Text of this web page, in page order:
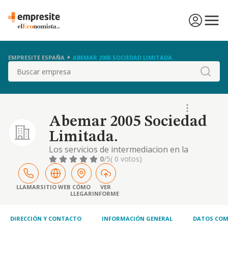
EMPRESITE ESPAÑA ABEMAR 2005 SOCIEDAD LIMITADA.
Buscar
Abemar 2005 Sociedad
Limitada.
Los servicios de intermediacion en la
compraventa o arrendamiento de terrenos,
asi como la compra venta o arrendamiento
de inmuebles o partes de inmuebles, no
asumiendo riesgos propios y operando por
cuenta de terceros,
0/5( 0 votos)
LLAMARSITIO WEB CÓMO
LLEGAR
VER
INFORME
DIRECCIÓN Y CONTACTO INFORMACIÓN GENERAL DATOS